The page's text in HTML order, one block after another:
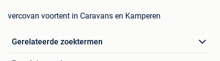
vercovan voortent in Caravans en Kamperen
Gerelateerde zoektermen